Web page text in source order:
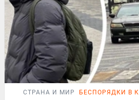
СТРАНА И МИР БЕСПОРЯДКИ В